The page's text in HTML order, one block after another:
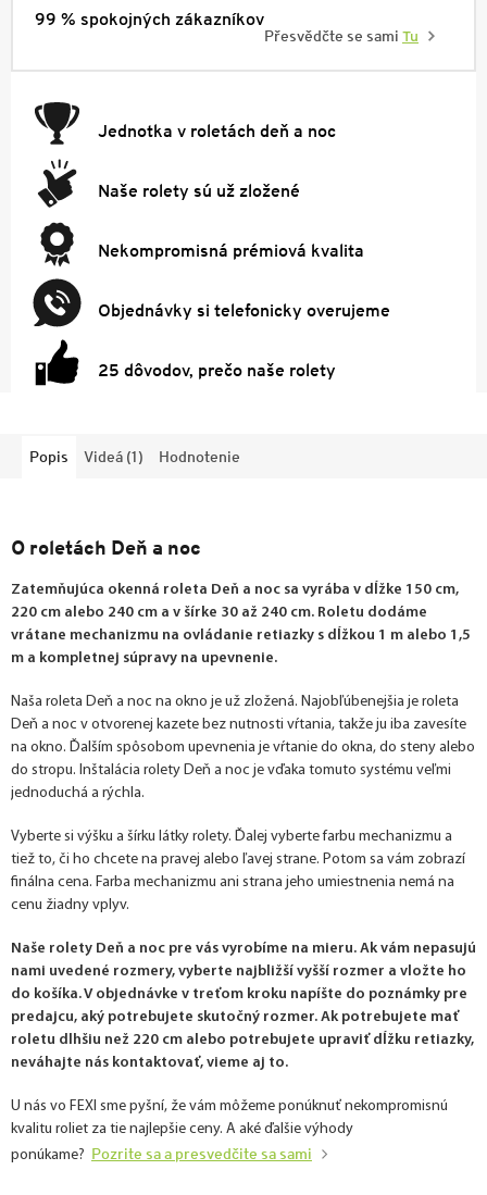
99 % spokojných zákazníkov
Přesvědčte se sami Tu
Jednotka v roletách deň a noc
Naše rolety sú už zložené
Nekompromisná prémiová kvalita
Objednávky si telefonicky overujeme
25 dôvodov, prečo naše rolety
Popis Videá (1) Hodnotenie
O roletách Deň a noc
Zatemňujúca okenná roleta Deň a noc sa vyrába v dĺžke 150 cm,
220 cm alebo 240 cm a v šírke 30 až 240 cm. Roletu dodáme
vrátane mechanizmu na ovládanie retiazky s dĺžkou 1 m alebo 1,5
m a kompletnej súpravy na upevnenie.
Naša roleta Deň a noc na okno je už zložená. Najobľúbenejšia je roleta
Deň a noc v otvorenej kazete bez nutnosti vŕtania, takže ju iba zavesíte
na okno. Ďalším spôsobom upevnenia je vŕtanie do okna, do steny alebo
do stropu. Inštalácia rolety Deň a noc je vďaka tomuto systému veľmi
jednoduchá a rýchla.
Vyberte si výšku a šírku látky rolety. Ďalej vyberte farbu mechanizmu a
tiež to, či ho chcete na pravej alebo ľavej strane. Potom sa vám zobrazí
finálna cena. Farba mechanizmu ani strana jeho umiestnenia nemá na
cenu žiadny vplyv.
Naše rolety Deň a noc pre vás vyrobíme na mieru. Ak vám nepasujú
nami uvedené rozmery, vyberte najbližší vyšší rozmer a vložte ho
do košíka. V objednávke v treťom kroku napíšte do poznámky pre
predajcu, aký potrebujete skutočný rozmer. Ak potrebujete mať
roletu dlhšiu než 220 cm alebo potrebujete upraviť dĺžku retiazky,
neváhajte nás kontaktovať, vieme aj to.
U nás vo FEXI sme pyšní, že vám môžeme ponúknuť nekompromisnú
kvalitu roliet za tie najlepšie ceny. A aké ďalšie výhody
ponúkame? Pozrite sa a presvedčite sa sami